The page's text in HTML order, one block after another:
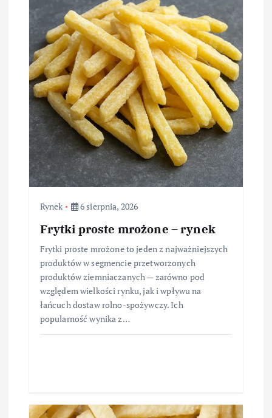
Rynek 6 sierpnia, 2026
Frytki proste mrożone – rynek
Frytki proste mrożone to jeden z najważniejszych
produktów w segmencie przetworzonych
produktów ziemniaczanych — zarówno pod
względem wielkości rynku, jak i wpływu na
łańcuch dostaw rolno-spożywczy. Ich
popularność wynika z…